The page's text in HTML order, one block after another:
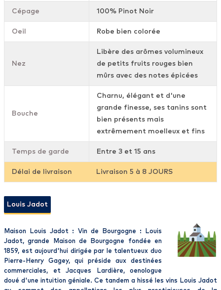
Cépage 100% Pinot Noir
Oeil Robe bien colorée
Nez
Libère des arômes volumineux
de petits fruits rouges bien
mûrs avec des notes épicées
Bouche
Charnu, élégant et d'une
grande finesse, ses tanins sont
bien présents mais
extrêmement moelleux et fins
Temps de garde Entre 3 et 15 ans
Délai de livraison Livraison 5 à 8 JOURS
Louis Jadot
Maison Louis Jadot : Vin de Bourgogne : Louis
Jadot, grande Maison de Bourgogne fondée en
1859, est aujourd'hui dirigée par le talentueux duo
Pierre-Henry Gagey, qui préside aux destinées
commerciales, et Jacques Lardière, oenologue
doué d'une intuition géniale. Ce tandem a hissé les vins Louis Jadot